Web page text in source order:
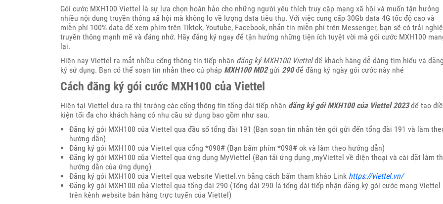
Gói cước MXH100 Viettel là sự lựa chọn hoàn hảo cho những người yêu thích truy cập mạng xã hội và muốn tận hưởng
nhiều nội dung truyền thông xã hội mà không lo về lượng data tiêu thụ. Với việc cung cấp 30Gb data 4G tốc độ cao và
miễn phí 100% data để xem phim trên Tiktok, Youtube, Facebook, nhắn tin miễn phí trên Messenger, bạn sẽ có trải
truyền thông mạnh mẽ và đáng nhớ. Hãy đăng ký ngay để tận hưởng những tiện ích tuyệt vời mà gói cước MXH100
lại.
Hiện nay Viettel ra mắt nhiều cổng thông tin tiếp nhận đăng ký MXH100 Viettelđể khách hàng dễ dàng tìm hiểu và đăng
ký sử dụng. Bạn có thể soạn tin nhắn theo cú pháp MXH100 MD2gửi 290để đăng ký ngày gói cước này nhé
Cách đăng ký gói cước MXH100 của Viettel
Hiện tại Viettel đưa ra thị trường các cổng thông tin tổng đài tiếp nhận đăng ký gói MXH100 của Viettel 2023để tạo
kiện tối đa cho khách hàng có nhu cầu sử dụng bao gồm như sau.
Đăng ký gói MXH100 của Viettel qua đầu số tổng đài 191 (Bạn soạn tin nhắn tên gói gửi đến tổng đài 191 và làm
hướng dẫn)
Đăng ký gói MXH100 của Viettel qua cổng *098# (Bạn bấm phím *098# ok và làm theo hướng dẫn)
Đăng ký gói MXH100 của Viettel qua ứng dụng MyViettel (Bạn tải ứng dụng ,myViettel về điện thoại và cài đặt làm
hướng dẫn của ứng dụng)
Đăng ký gói MXH100 của Viettel qua website Viettel.vn bằng cách bấm tham khảo Link https://viettel.vn/
Đăng ký gói MXH100 của Viettel qua tổng đài 290 (Tổng đài 290 là tổng đài tiếp nhận đăng ký gói cước mạng Viettel
trên kênh website bán hàng trực tuyến của Viettel)